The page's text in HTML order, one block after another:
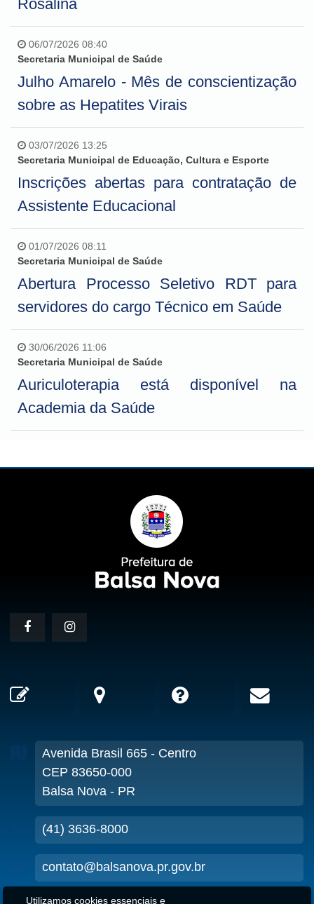
Rosalina
06/07/2026 08:40
Secretaria Municipal de Saúde
Julho Amarelo - Mês de conscientização
sobre as Hepatites Virais
03/07/2026 13:25
Secretaria Municipal de Educação, Cultura e Esporte
Inscrições abertas para contratação de
Assistente Educacional
01/07/2026 08:11
Secretaria Municipal de Saúde
Abertura Processo Seletivo RDT para
servidores do cargo Técnico em Saúde
30/06/2026 11:06
Secretaria Municipal de Saúde
Auriculoterapia está disponível na
Academia da Saúde
Avenida Brasil 665 - Centro
CEP 83650-000
Balsa Nova - PR
(41) 3636-8000
contato@balsanova.pr.gov.br
Utilizamos cookies essenciais e